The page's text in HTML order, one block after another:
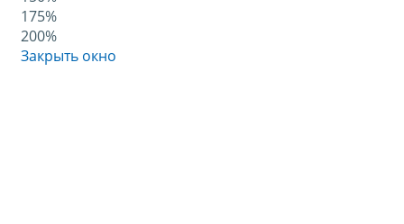
175%
200%
Закрыть окно